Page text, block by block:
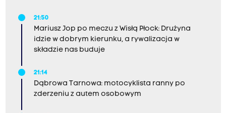
21:50
Mariusz Jop po meczu z Wisłą Płock: Drużyna
idzie w dobrym kierunku, a rywalizacja w
składzie nas buduje
21:14
Dąbrowa Tarnowa: motocyklista ranny po
zderzeniu z autem osobowym